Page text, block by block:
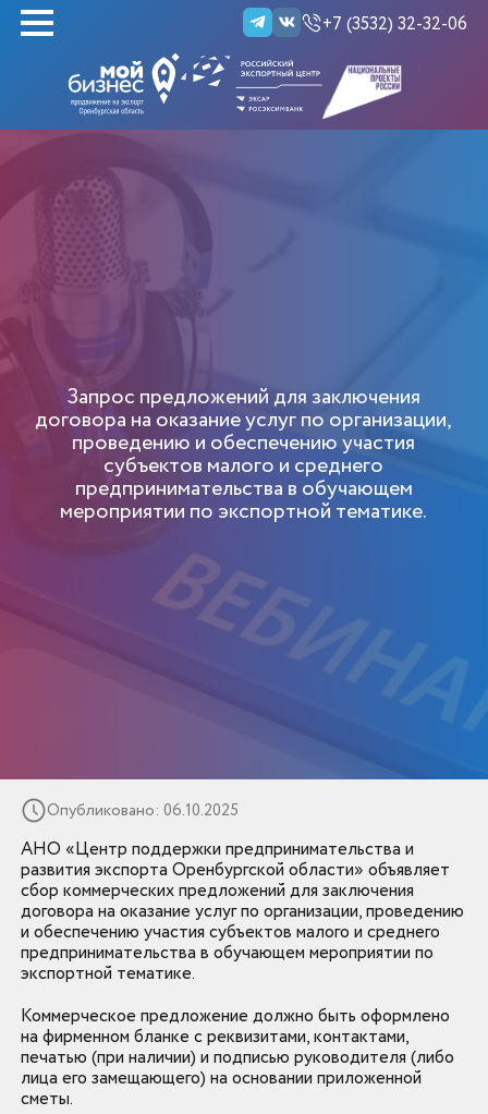
+7 (3532) 32-32-06
Запрос предложений для заключения
договора на оказание услуг по организации,
проведению и обеспечению участия
субъектов малого и среднего
предпринимательства в обучающем
мероприятии по экспортной тематике.
Опубликовано: 06.10.2025
АНО «Центр поддержки предпринимательства и
развития экспорта Оренбургской области» объявляет
сбор коммерческих предложений для заключения
договора на оказание услуг по организации, проведению
и обеспечению участия субъектов малого и среднего
предпринимательства в обучающем мероприятии по
экспортной тематике.
Коммерческое предложение должно быть оформлено
на фирменном бланке с реквизитами, контактами,
печатью (при наличии) и подписью руководителя (либо
лица его замещающего) на основании приложенной
сметы.